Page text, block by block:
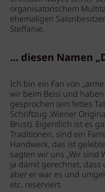
organisatorischem
ehemaligen
Steffanie.
… diesen Namen
Ich bin ein Fan von
wir beim Beisl und
gesprochen (ein fettes
Schriftzug ‚Wiener
Brust). Eigentlich ist es
Traditionen, sind ein
Handwerk, das ist
sagten wir uns „Wir sind
ja damit gerechnet,
aber er war es und
etc. reserviert.